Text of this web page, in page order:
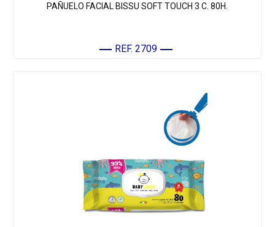
PAÑUELO FACIAL BISSU SOFT TOUCH 3 C. 80H.
REF. 2709